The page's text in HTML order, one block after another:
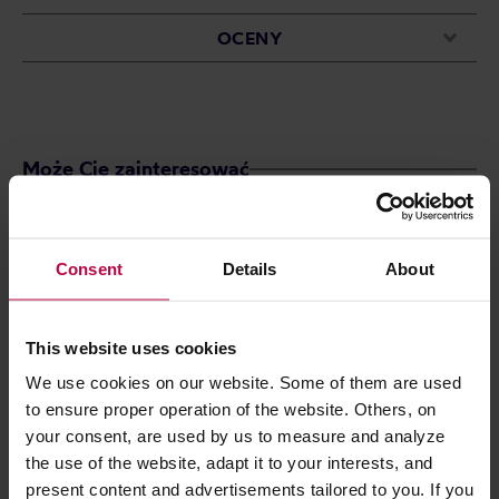
Consent Details About
This website uses cookies
We use cookies on our website. Some of them are used
to ensure proper operation of the website. Others, on
your consent, are used by us to measure and analyze
the use of the website, adapt it to your interests, and
present content and advertisements tailored to you. If you
OCENY
Może Cię zainteresować
Fellow - Carter Cold Lid + Straw -
Fellow - Carter